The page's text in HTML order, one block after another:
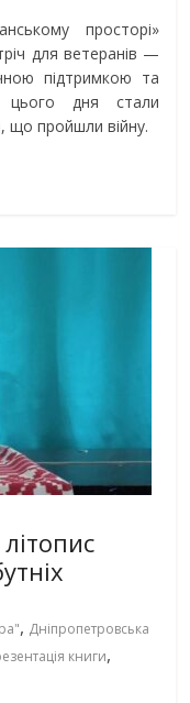
просторі»
для ветеранів —
підтримкою та
цього дня стали
що пройшли війну.
, Дніпропетровська
книги,